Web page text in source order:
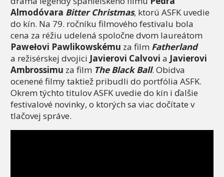
Almodóvara Bitter Christmas, ktorú ASFK uvedie
do kín. Na 79. ročníku filmového festivalu bola
cena za réžiu udelená spoločne dvom laureátom
Pawełovi Pawlikowskému za film Fatherland
a režisérskej dvojici Javierovi Calvovi a Javierovi
Ambrossimu za film The Black Ball. Obidva
ocenené filmy taktiež pribudli do portfólia ASFK.
Okrem týchto titulov ASFK uvedie do kín i ďalšie
festivalové novinky, o ktorých sa viac dočítate v
tlačovej správe.